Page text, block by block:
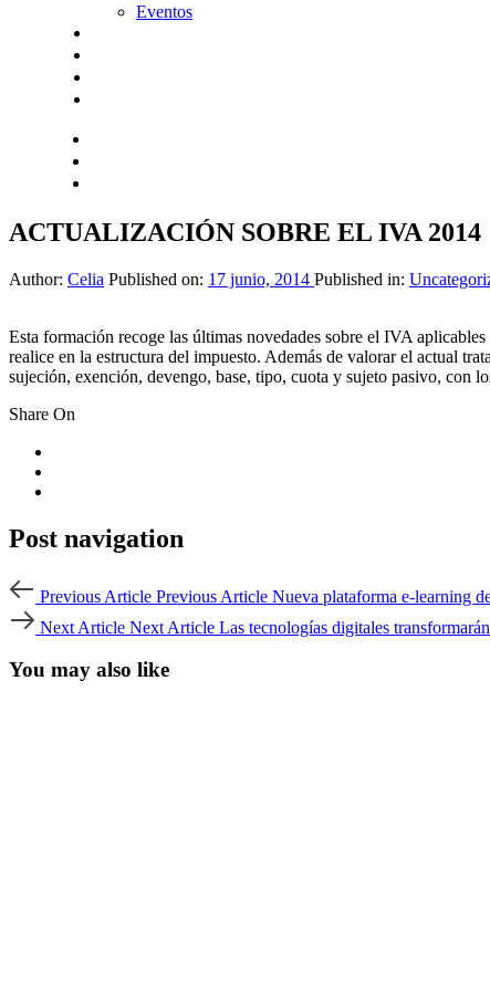
Eventos
ACTUALIZACIÓN SOBRE EL IVA 2014
Author: Celia Published on: 17 junio, 2014 Published in:
Esta formación recoge las últimas novedades sobre el IVA
realice en la estructura del impuesto. Además de valorar el actual
sujeción, exención, devengo, base, tipo, cuota y sujeto pasivo, con
Share On
Post navigation
Previous Article Previous Article Nueva plataforma e-learning
Next Article Next Article Las tecnologías digitales
You may also like